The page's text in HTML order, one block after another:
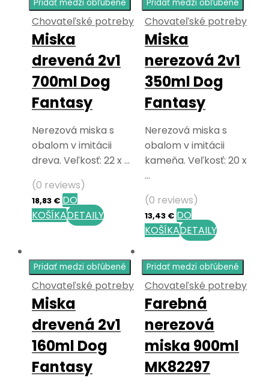
Pridať medzi obľúbené
Chovateľské potreby
Miska
drevená 2v1
700ml Dog
Fantasy
Nerezová miska s
obalom v imitácii
dreva. Veľkosť: 22 x …
(0 reviews)
18,83 € DO
KOŠÍKADETAILY
Pridať medzi obľúbené
Chovateľské potreby
Miska
nerezová 2v1
350ml Dog
Fantasy
Nerezová miska s
obalom v imitácii
kameňa. Veľkosť: 20 x
…
(0 reviews)
13,43 € DO
KOŠÍKADETAILY
Pridať medzi obľúbené
Chovateľské potreby
Miska
drevená 2v1
160ml Dog
Fantasy
Pridať medzi obľúbené
Chovateľské potreby
Farebná
nerezová
miska 900ml
MK82297